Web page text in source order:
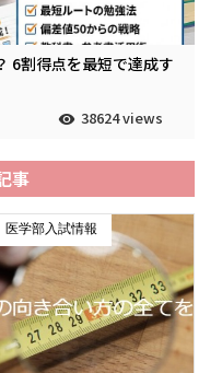
6割得点を最短で達成す
38624 views
事
医学部入試情報